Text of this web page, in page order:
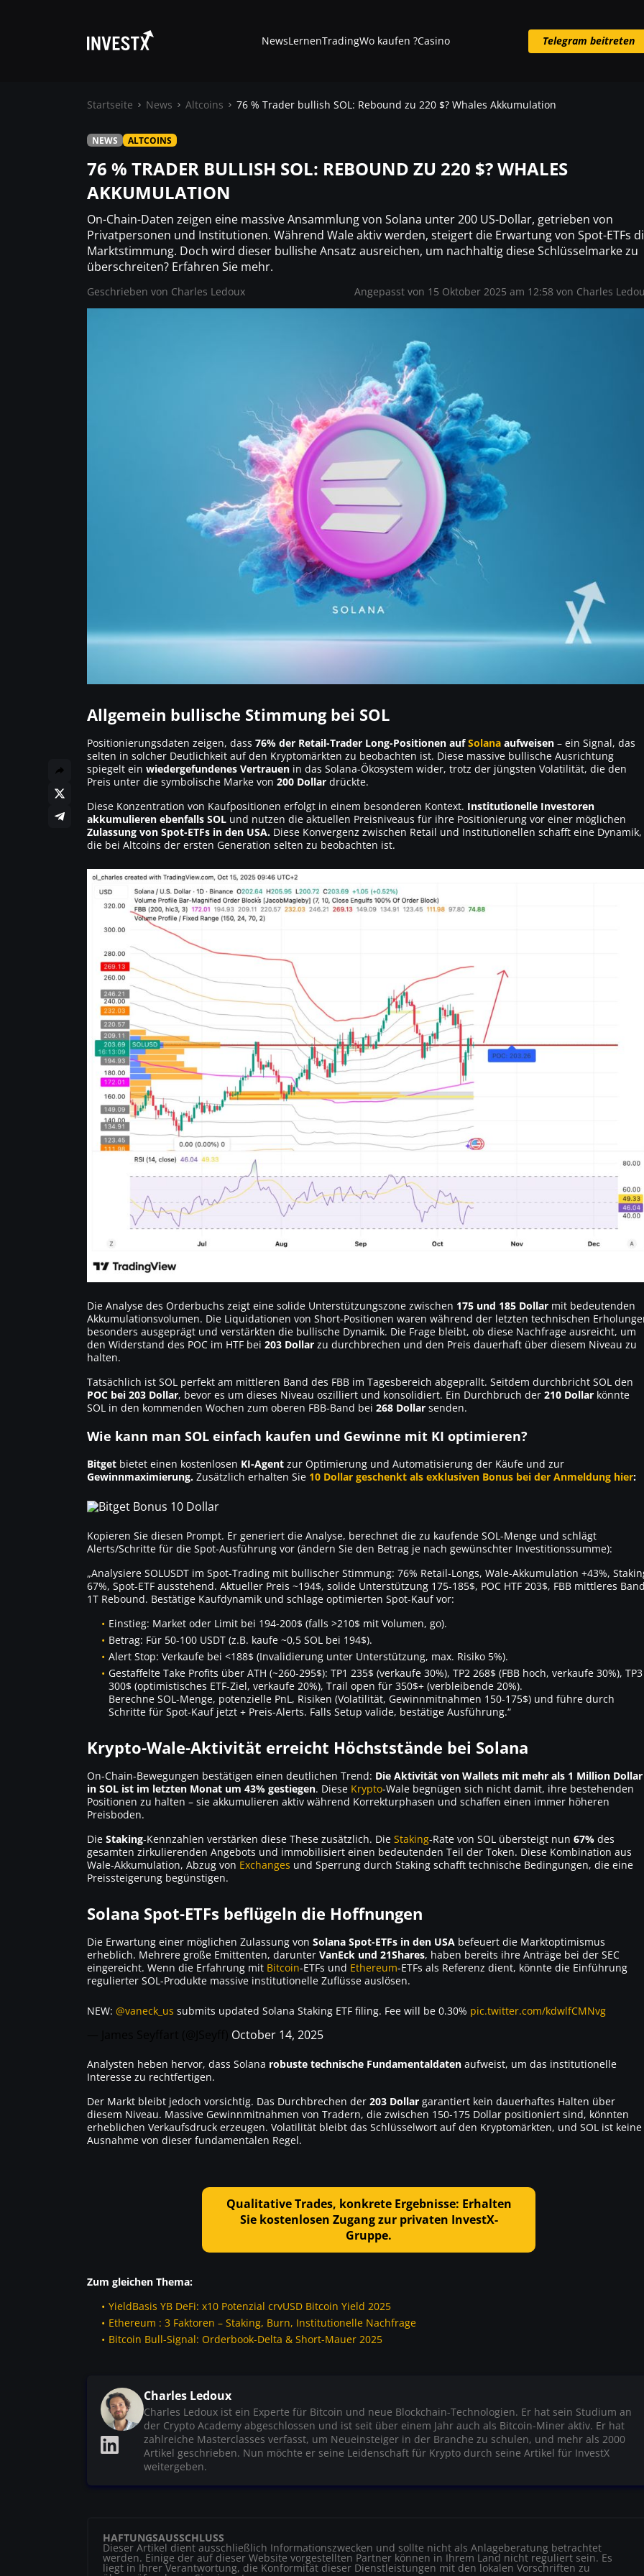
News
Lernen
Trading
Wo kaufen ?
NewsLernenTradingWo kaufen ?Casino Telegram beitreten
Startseite News Altcoins 76 % Trader bullish SOL: Rebound zu 220 $? Whales Akkumulation
NEWS ALTCOINS
76 % TRADER BULLISH SOL: REBOUND ZU 220 $? WHALES
AKKUMULATION
On-Chain-Daten zeigen eine massive Ansammlung von Solana unter 200 US-Dollar, getrieben von
Privatpersonen und Institutionen. Während Wale aktiv werden, steigert die Erwartung von Spot-ETFs
Marktstimmung. Doch wird dieser bullishe Ansatz ausreichen, um nachhaltig diese Schlüsselmarke zu
überschreiten? Erfahren Sie mehr.
Geschrieben von Charles Ledoux Angepasst von 15 Oktober 2025 am 12:58 von Charles
Allgemein bullische Stimmung bei SOL
Positionierungsdaten zeigen, dass 76% der Retail-Trader Long-Positionen aufSolana aufweisen – ein Signal, das
selten in solcher Deutlichkeit auf den Kryptomärkten zu beobachten ist. Diese massive bullische Ausrichtung
spiegelt ein wiedergefundenes Vertrauen in das Solana-Ökosystem wider, trotz der jüngsten Volatilität, die den
Preis unter die symbolische Marke von 200 Dollar drückte.
Diese Konzentration von Kaufpositionen erfolgt in einem besonderen Kontext. Institutionelle Investoren
akkumulieren ebenfalls SOL und nutzen die aktuellen Preisniveaus für ihre Positionierung vor einer möglichen
Zulassung von Spot-ETFs in den USA. Diese Konvergenz zwischen Retail und Institutionellen schafft eine Dynamik,
die bei Altcoins der ersten Generation selten zu beobachten ist.
Die Analyse des Orderbuchs zeigt eine solide Unterstützungszone zwischen 175 und 185 Dollar mit bedeutenden
Akkumulationsvolumen. Die Liquidationen von Short-Positionen waren während der letzten technischen
besonders ausgeprägt und verstärkten die bullische Dynamik. Die Frage bleibt, ob diese Nachfrage ausreicht, um
den Widerstand des POC im HTF bei 203 Dollar zu durchbrechen und den Preis dauerhaft über diesem Niveau zu
halten.
Tatsächlich ist SOL perfekt am mittleren Band des FBB im Tagesbereich abgeprallt. Seitdem durchbricht SOL den
POC bei 203 Dollar, bevor es um dieses Niveau oszilliert und konsolidiert. Ein Durchbruch der 210 Dollar könnte
SOL in den kommenden Wochen zum oberen FBB-Band bei 268 Dollar senden.
Wie kann man SOL einfach kaufen und Gewinne mit KI optimieren?
Bitget bietet einen kostenlosen KI-Agent zur Optimierung und Automatisierung der Käufe und zur
Gewinnmaximierung. Zusätzlich erhalten Sie 10 Dollar geschenkt als exklusiven Bonus bei der Anmeldung hier:
Kopieren Sie diesen Prompt. Er generiert die Analyse, berechnet die zu kaufende SOL-Menge und schlägt
Alerts/Schritte für die Spot-Ausführung vor (ändern Sie den Betrag je nach gewünschter Investitionssumme):
„Analysiere SOLUSDT im Spot-Trading mit bullischer Stimmung: 76% Retail-Longs, Wale-Akkumulation +43%,
67%, Spot-ETF ausstehend. Aktueller Preis ~194$, solide Unterstützung 175-185$, POC HTF 203$, FBB mittleres Band
1T Rebound. Bestätige Kaufdynamik und schlage optimierten Spot-Kauf vor:
Einstieg: Market oder Limit bei 194-200$ (falls >210$ mit Volumen, go).
Betrag: Für 50-100 USDT (z.B. kaufe ~0,5 SOL bei 194$).
Alert Stop: Verkaufe bei <188$ (Invalidierung unter Unterstützung, max. Risiko 5%).
Gestaffelte Take Profits über ATH (~260-295$): TP1 235$ (verkaufe 30%), TP2 268$ (FBB hoch, verkaufe 30%), TP3
300$ (optimistisches ETF-Ziel, verkaufe 20%), Trail open für 350$+ (verbleibende 20%).
Berechne SOL-Menge, potenzielle PnL, Risiken (Volatilität, Gewinnmitnahmen 150-175$) und führe durch
Schritte für Spot-Kauf jetzt + Preis-Alerts. Falls Setup valide, bestätige Ausführung.“
Krypto-Wale-Aktivität erreicht Höchststände bei Solana
On-Chain-Bewegungen bestätigen einen deutlichen Trend: Die Aktivität von Wallets mit mehr als 1 Million Dollar
in SOL ist im letzten Monat um 43% gestiegen. Diese Krypto-Wale begnügen sich nicht damit, ihre bestehenden
Positionen zu halten – sie akkumulieren aktiv während Korrekturphasen und schaffen einen immer höheren
Preisboden.
Die Staking-Kennzahlen verstärken diese These zusätzlich. Die Staking-Rate von SOL übersteigt nun 67% des
gesamten zirkulierenden Angebots und immobilisiert einen bedeutenden Teil der Token. Diese Kombination aus
Wale-Akkumulation, Abzug von Exchanges und Sperrung durch Staking schafft technische Bedingungen, die eine
Preissteigerung begünstigen.
Solana Spot-ETFs beflügeln die Hoffnungen
Die Erwartung einer möglichen Zulassung von Solana Spot-ETFs in den USA befeuert die Marktoptimismus
erheblich. Mehrere große Emittenten, darunter VanEck und 21Shares, haben bereits ihre Anträge bei der SEC
eingereicht. Wenn die Erfahrung mit Bitcoin-ETFs und Ethereum-ETFs als Referenz dient, könnte die Einführung
regulierter SOL-Produkte massive institutionelle Zuflüsse auslösen.
NEW: @vaneck_us submits updated Solana Staking ETF filing. Fee will be 0.30% pic.twitter.com/kdwlfCMNvg
October 14, 2025
Analysten heben hervor, dass Solana robuste technische Fundamentaldaten aufweist, um das institutionelle
Interesse zu rechtfertigen.
Der Markt bleibt jedoch vorsichtig. Das Durchbrechen der 203 Dollar garantiert kein dauerhaftes Halten über
diesem Niveau. Massive Gewinnmitnahmen von Tradern, die zwischen 150-175 Dollar positioniert sind, könnten
erheblichen Verkaufsdruck erzeugen. Volatilität bleibt das Schlüsselwort auf den Kryptomärkten, und SOL ist keine
Ausnahme von dieser fundamentalen Regel.
Qualitative Trades, konkrete Ergebnisse: Erhalten
Sie kostenlosen Zugang zur privaten InvestX-
Gruppe.
Zum gleichen Thema:
YieldBasis YB DeFi: x10 Potenzial crvUSD Bitcoin Yield 2025
Ethereum : 3 Faktoren – Staking, Burn, Institutionelle Nachfrage
Bitcoin Bull-Signal: Orderbook-Delta & Short-Mauer 2025
Charles Ledoux
Charles Ledoux ist ein Experte für Bitcoin und neue Blockchain-Technologien. Er hat sein Studium an
der Crypto Academy abgeschlossen und ist seit über einem Jahr auch als Bitcoin-Miner aktiv. Er hat
zahlreiche Masterclasses verfasst, um Neueinsteiger in der Branche zu schulen, und mehr als 2000
Artikel geschrieben. Nun möchte er seine Leidenschaft für Krypto durch seine Artikel für InvestX
weitergeben.
HAFTUNGSAUSSCHLUSS
Dieser Artikel dient ausschließlich Informationszwecken und sollte nicht als Anlageberatung betrachtet
werden. Einige der auf dieser Website vorgestellten Partner können in Ihrem Land nicht reguliert sein. Es
liegt in Ihrer Verantwortung, die Konformität dieser Dienstleistungen mit den lokalen Vorschriften zu